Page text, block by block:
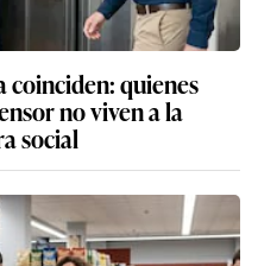
coinciden: quienes
no viven a la
social